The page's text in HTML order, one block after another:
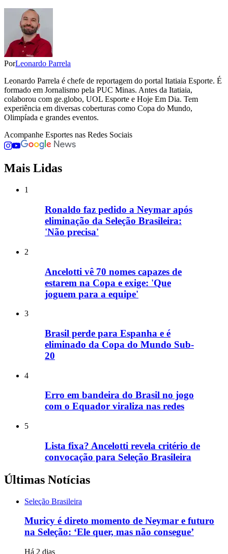
PorLeonardo Parrela
Leonardo Parrela é chefe de reportagem do portal Itatiaia Esporte. É
formado em Jornalismo pela PUC Minas. Antes da Itatiaia,
colaborou com ge.globo, UOL Esporte e Hoje Em Dia. Tem
experiência em diversas coberturas como Copa do Mundo,
Olimpíada e grandes eventos.
Acompanhe Esportes nas Redes Sociais
Mais Lidas
1
Ronaldo faz pedido a Neymar após
eliminação da Seleção Brasileira:
'Não precisa'
2
Ancelotti vê 70 nomes capazes de
estarem na Copa e exige: 'Que
joguem para a equipe'
3
Brasil perde para Espanha e é
eliminado da Copa do Mundo Sub-
20
4
Erro em bandeira do Brasil no jogo
com o Equador viraliza nas redes
5
Lista fixa? Ancelotti revela critério de
convocação para Seleção Brasileira
Últimas Notícias
Seleção Brasileira
Muricy é direto momento de Neymar e futuro
na Seleção: ‘Ele quer, mas não consegue’
Há 2 dias